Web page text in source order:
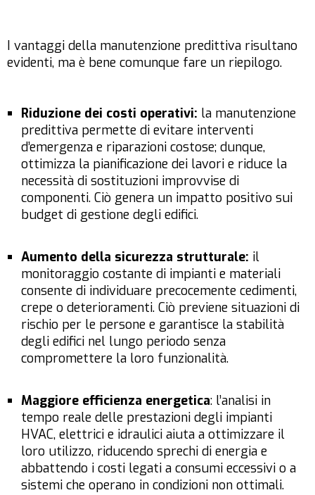
I vantaggi della manutenzione predittiva risultano
evidenti, ma è bene comunque fare un riepilogo.
Riduzione dei costi operativi: la manutenzione
predittiva permette di evitare interventi
d’emergenza e riparazioni costose; dunque,
ottimizza la pianificazione dei lavori e riduce la
necessità di sostituzioni improvvise di
componenti. Ciò genera un impatto positivo sui
budget di gestione degli edifici.
Aumento della sicurezza strutturale: il
monitoraggio costante di impianti e materiali
consente di individuare precocemente cedimenti,
crepe o deterioramenti. Ciò previene situazioni di
rischio per le persone e garantisce la stabilità
degli edifici nel lungo periodo senza
compromettere la loro funzionalità.
Maggiore efficienza energetica: l’analisi in
tempo reale delle prestazioni degli impianti
HVAC, elettrici e idraulici aiuta a ottimizzare il
loro utilizzo, riducendo sprechi di energia e
abbattendo i costi legati a consumi eccessivi o a
sistemi che operano in condizioni non ottimali.